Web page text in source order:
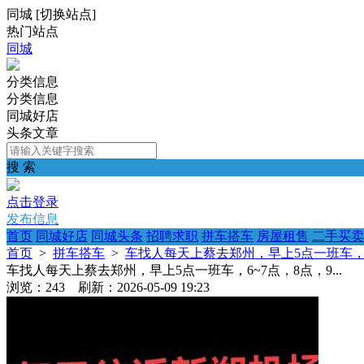
同城 [切换站点]
热门站点
同城
分类信息
分类信息
同城好店
头条文章
搜 索
点击登录
发布信息
首页 同城好店 同城头条 招聘求职 拼车搭车 房屋租售 二手买卖
首页 > 拼车搭车 > 车找人每天上蔡去郑州，早上5点一班车
车找人每天上蔡去郑州，早上5点一班车，6~7点，8点，9...
浏览：243 刷新：2026-05-09 19:23